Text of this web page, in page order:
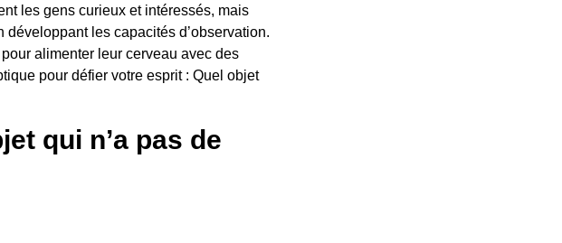
les gens curieux et intéressés, mais
les capacités d’observation.
alimenter leur cerveau avec des
pour défier votre esprit : Quel objet
qui n’a pas de